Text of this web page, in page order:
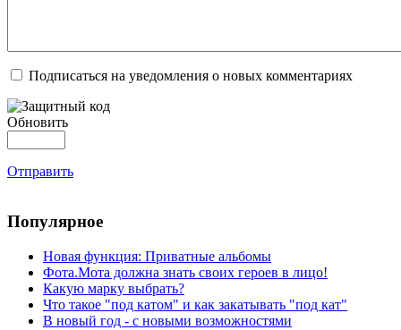
Подписаться на уведомления о новых комментариях
Обновить
Отправить
Популярное
Новая функция: Приватные альбомы
Фота.Мота должна знать своих героев в лицо!
Какую марку выбрать?
Что такое "под катом" и как закатывать "под кат"
В новый год - с новыми возможностями